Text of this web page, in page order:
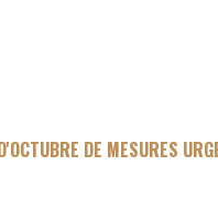
DE MESURES